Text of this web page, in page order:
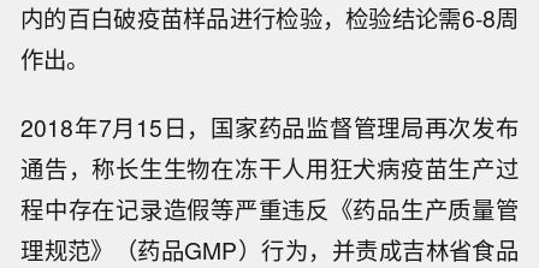
内的百白破疫苗样品进行检验，检验结论需6-8周
作出。
2018年7月15日，国家药品监督管理局再次发布
通告，称长生生物在冻干人用狂犬病疫苗生产过
程中存在记录造假等严重违反《药品生产质量管
理规范》（药品GMP）行为，并责成吉林省食品